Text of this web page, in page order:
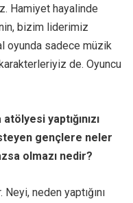
Hamiyet hayalinde
bizim liderimiz
oyunda sadece müzik
de. Oyuncu
yaptığınızı
gençlere neler
olmazı nedir?
neden yaptığını